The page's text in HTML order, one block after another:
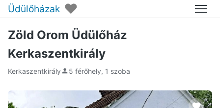
Üdülőházak ♥ Menü
Zöld Orom Üdülőház
Kerkaszentkirály
Kerkaszentkirály 5 férőhely, 1 szoba